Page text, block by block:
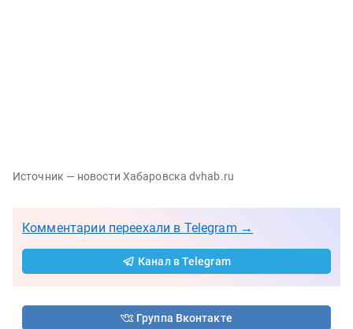
Источник — новости Хабаровска dvhab.ru
Комментарии переехали в Telegram →
Канал в Telegram
Группа Вконтакте